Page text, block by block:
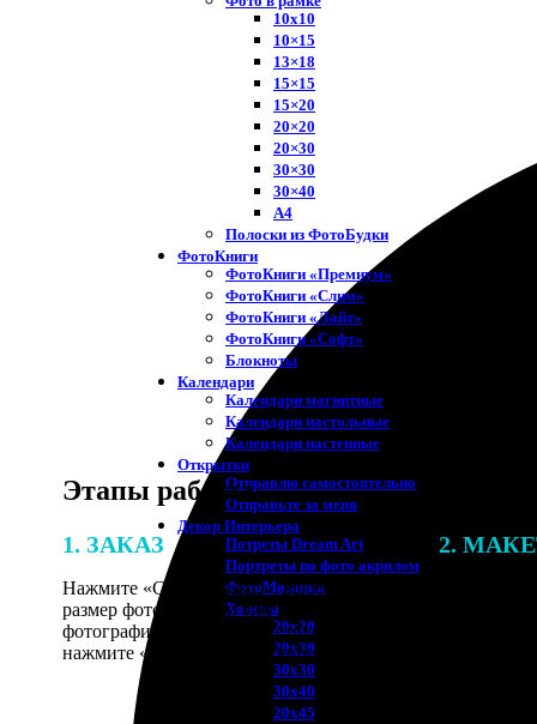
10х10
10×15
13×18
15×15
15×20
20×20
20×30
30×30
30×40
A4
Полоски из ФотоБудки
ФотоКниги
ФотоКниги «Премиум»
ФотоКниги «Слим»
ФотоКниги «Лайт»
ФотоКниги «Софт»
Блокноты
Календари
Календари магнитные
Календари настольные
Календари настенные
Открытки
Отправлю самостоятельно
Отправьте за меня
Декор Интерьера
Потреты Dream Art
Портреты по фото акрилом
ФотоМозаика
Холсты
20х20
20х30
30х30
30х40
20х45
Этапы работы
1. ЗАКАЗ
Нажмите «Сделать заказ», выберите
размер фотографии и тип рамки. Загрузите
фотографии в онлайн-конструктор,
нажмите «Добавить в корзину».
2.